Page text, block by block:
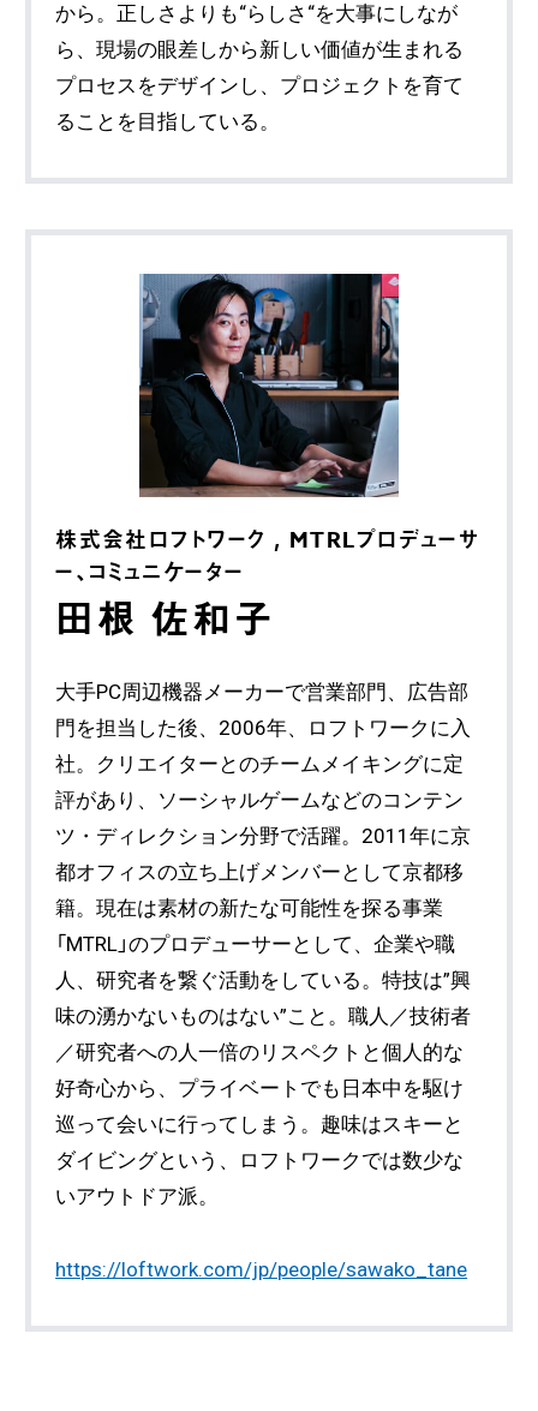
から。正しさよりも“らしさ“を大事にしなが
ら、現場の眼差しから新しい価値が生まれる
プロセスをデザインし、プロジェクトを育て
ることを目指している。
株式会社ロフトワーク , MTRLプロデューサ
ー、コミュニケーター
田根 佐和子
大手PC周辺機器メーカーで営業部門、広告部
門を担当した後、2006年、ロフトワークに入
社。クリエイターとのチームメイキングに定
評があり、ソーシャルゲームなどのコンテン
ツ・ディレクション分野で活躍。2011年に京
都オフィスの立ち上げメンバーとして京都移
籍。現在は素材の新たな可能性を探る事業
「MTRL」のプロデューサーとして、企業や職
人、研究者を繋ぐ活動をしている。特技は”興
味の湧かないものはない”こと。職人／技術者
／研究者への人一倍のリスペクトと個人的な
好奇心から、プライベートでも日本中を駆け
巡って会いに行ってしまう。趣味はスキーと
ダイビングという、ロフトワークでは数少な
いアウトドア派。
https://loftwork.com/jp/people/sawako_tane